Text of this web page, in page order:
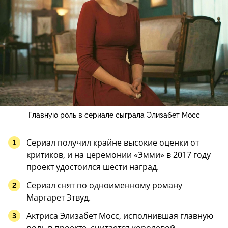
Главную роль в сериале сыграла Элизабет Мосс
Сериал получил крайне высокие оценки от
критиков, и на церемонии «Эмми» в 2017 году
проект удостоился шести наград.
Сериал снят по одноименному роману
Маргарет Этвуд.
Актриса Элизабет Мосс, исполнившая главную